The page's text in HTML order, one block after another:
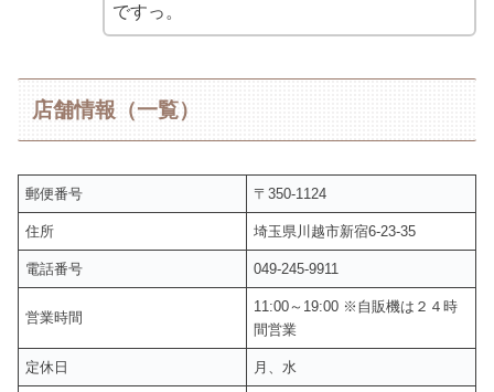
ですっ。
店舗情報（一覧）
郵便番号 〒350-1124
住所 埼玉県川越市新宿6-23-35
電話番号 049-245-9911
営業時間
11:00～19:00 ※自販機は２４時
間営業
定休日 月、水